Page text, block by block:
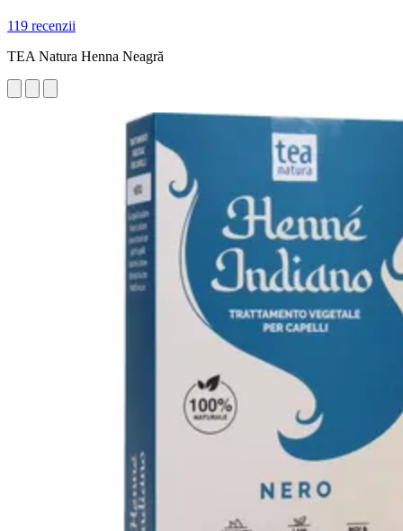
119 recenzii
TEA Natura Henna Neagră